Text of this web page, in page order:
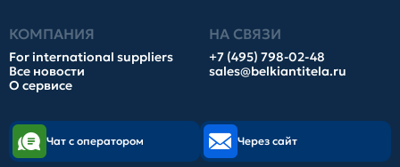
КОМПАНИЯ
For international suppliers
Все новости
О сервисе
НА СВЯЗИ
+7 (495) 798-02-48
sales@belkiantitela.ru
Чат с оператором Через сайт